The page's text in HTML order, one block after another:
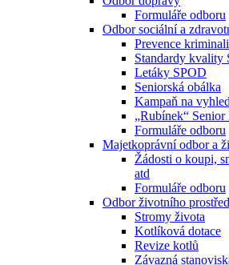
Formuláře odboru
Odbor sociální a
Prevence
Standardy kvality
Letáky SPOD
Seniorská obálka
Kampaň na
„Rubínek“ Senior
Formuláře odboru
Majetkoprávní odbor a
Žádosti o koupi,
atd
Formuláře odboru
Odbor životního
Stromy života
Kotlíková dotace
Revize kotlů
Závazná